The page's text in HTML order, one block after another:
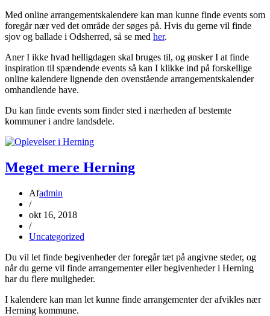
Med online arrangementskalendere kan man kunne finde events som
foregår nær ved det område der søges på. Hvis du gerne vil finde
sjov og ballade i Odsherred, så se med her.
Aner I ikke hvad helligdagen skal bruges til, og ønsker I at finde
inspiration til spændende events så kan I klikke ind på forskellige
online kalendere lignende den ovenstående arrangementskalender
omhandlende have.
Du kan finde events som finder sted i nærheden af bestemte
kommuner i andre landsdele.
Meget mere Herning
Afadmin
/
okt 16, 2018
/
Uncategorized
Du vil let finde begivenheder der foregår tæt på angivne steder, og
når du gerne vil finde arrangementer eller begivenheder i Herning
har du flere muligheder.
I kalendere kan man let kunne finde arrangementer der afvikles nær
Herning kommune.